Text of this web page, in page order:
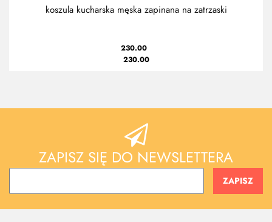
koszula kucharska męska zapinana na zatrzaski
230.00
230.00
ZAPISZ SIĘ DO NEWSLETTERA